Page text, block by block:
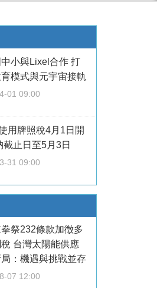
小與Lixel合作 打
模式與元宇宙接軌
01 09:00
用牌照稅4月1日開
截止日至5月3日
31 09:00
拳祭232條款加徵多
台灣太陽能供應
：機遇與挑戰並存
07 12:00